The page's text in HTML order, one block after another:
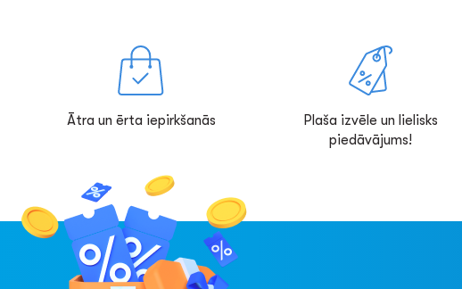
Ātra un ērta iepirkšanās
Plaša izvēle un lielisks
piedāvājums!